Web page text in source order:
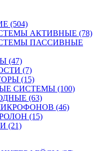
(504)
АКТИВНЫЕ (78)
ПАССИВНЫЕ
(47)
(7)
(15)
СИСТЕМЫ (100)
(63)
(46)
(15)
(21)